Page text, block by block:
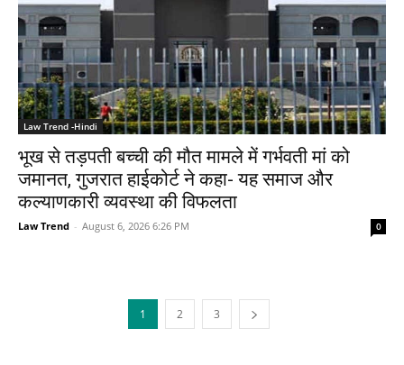
Law Trend -Hindi
भूख से तड़पती बच्ची की मौत मामले में गर्भवती मां को
जमानत, गुजरात हाईकोर्ट ने कहा- यह समाज और
कल्याणकारी व्यवस्था की विफलता
Law Trend - August 6, 2026 6:26 PM 0
1 2 3